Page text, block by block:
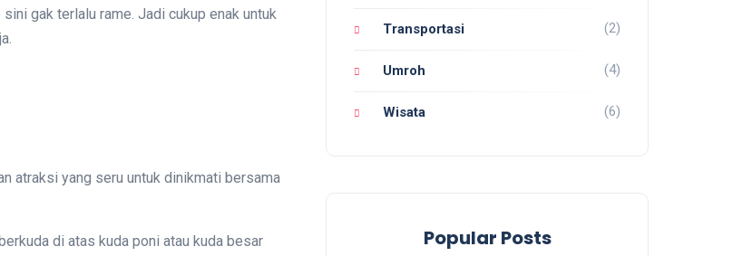
gak terlalu rame. Jadi cukup enak untuk
atraksi yang seru untuk dinikmati bersama
di atas kuda poni atau kuda besar
Transportasi (2)
Umroh (4)
Wisata (6)
Popular Posts